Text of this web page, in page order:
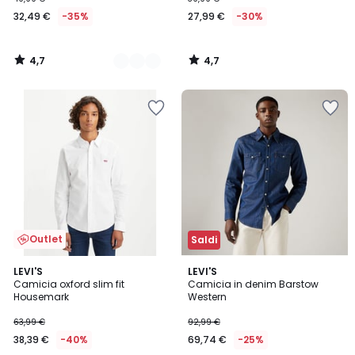
32,49 € -35%
4,7
/
27,99 € -30%
4,7
/
Outlet
LEVI'S
Camicia oxford slim fit
Housemark
63,99 €
38,39 € -40%
4,6
/ 5
Saldi
LEVI'S
Camicia in denim Barstow
Western
92,99 €
69,74 € -25%
4,6
/ 5
2
Colori